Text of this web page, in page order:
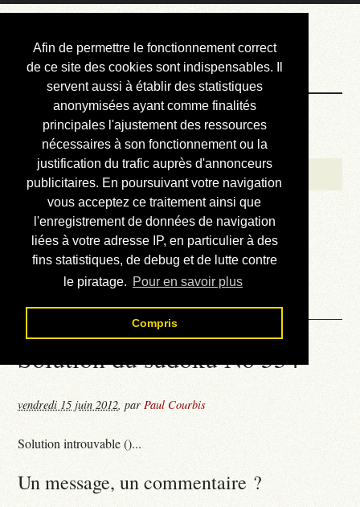
Afin de permettre le fonctionnement correct
de ce site des cookies sont indispensables. Il
servent aussi à établir des statistiques
anonymisées ayant comme finalités
principales l'ajustement des ressources
nécessaires à son fonctionnement ou la
justification du trafic auprès d'annonceurs
publicitaires. En poursuivant votre navigation
vous acceptez ce traitement ainsi que
l'enregistrement de données de navigation
liées à votre adresse IP, en particulier à des
fins statistiques, de debug et de lutte contre
le piratage. Pour en savoir plus
Compris
Courbis, « LE »
Blog Officiel
Bienvenue
Réalisations
Divers (et d’été)
Annonces
Liens externes
Téléchargement
Contact
Solution du sudoku No 554
vendredi 15 juin 2012,parPaul Courbis
Solution introuvable ()...
Un message, un commentaire ?